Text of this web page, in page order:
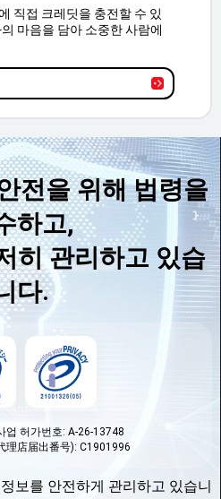
직접 크레딧을 충전할 수 있
마음을 담아 소중한 사람에
전을 위해 법령을
하고,
히 관리하고 있습
다.
업 허가번호: A-26-13748
理店届出番号): C1901996
보를 안전하게 관리하고 있습니